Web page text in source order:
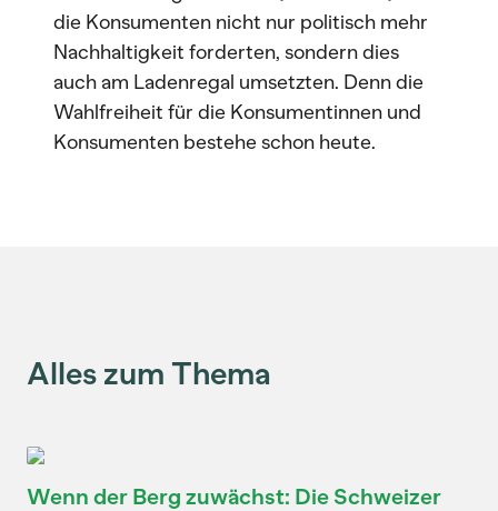
die Konsumenten nicht nur politisch mehr
Nachhaltigkeit forderten, sondern dies
auch am Ladenregal umsetzten. Denn die
Wahlfreiheit für die Konsumentinnen und
Konsumenten bestehe schon heute.
Alles zum Thema
Wenn der Berg zuwächst: Die Schweizer